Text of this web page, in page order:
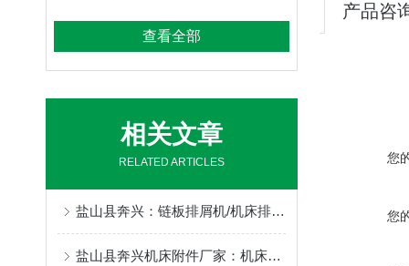
查看全部
相关文章
RELATED ARTICLES
盐山县奔兴：链板排屑机/机床排屑机/磁性排屑机/刮板排屑机/链板式排屑机/链式排屑机全品类非标定制，一站式机床排屑解决方案
盐山县奔兴机床附件厂家：机床排屑机/链板排屑机/磁性排屑机/刮板排屑机非标定制一站式供应
产品咨
您
您